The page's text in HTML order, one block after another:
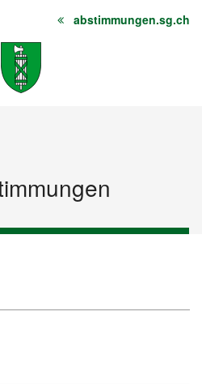
Startseite
Sitemap abstimmungen.sg.ch